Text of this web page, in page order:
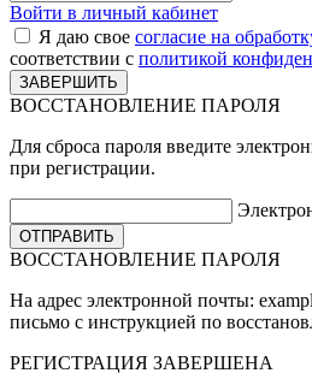
Войти в личный кабинет
Я даю свое согласие на
соответствии с политикой
ВОССТАНОВЛЕНИЕ ПАРОЛЯ
Для сброса пароля введите
при регистрации.
ВОССТАНОВЛЕНИЕ ПАРОЛЯ
На адрес электронной почты:
письмо с инструкцией по
РЕГИСТРАЦИЯ ЗАВЕРШЕНА